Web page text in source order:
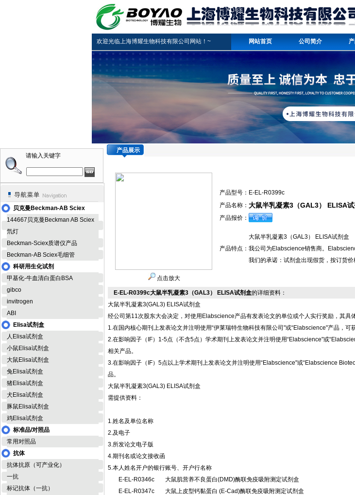
欢迎光临上海博耀生物科技有限公司网站！~ 网站首页 公司简介
请输入关键字
贝克曼Beckman-AB Sciex
144667贝克曼Beckman AB Sciex
氘灯
Beckman-Sciex质谱仪产品
Beckman-AB Sciex毛细管
科研用生化试剂
甲基化-牛血清白蛋白BSA
gibco
invitrogen
ABI
Elisa试剂盒
人Elisa试剂盒
小鼠Elisa试剂盒
大鼠Elisa试剂盒
兔Elisa试剂盒
猪Elisa试剂盒
犬Elisa试剂盒
豚鼠Elisa试剂盒
鸡Elisa试剂盒
标准品/对照品
常用对照品
抗体
抗体抗原（可产业化）
一抗
标记抗体（一抗）
产品展示
点击放大
产品型号： E-EL-R0399c
产品名称： 大鼠半乳凝素3（GAL3） ELISA
产品报价：
产品特点：
大鼠半乳凝素3（GAL3） ELISA试剂盒
我公司为Elabscience销售商。
我们的承诺：试剂盒出现假货，按订货
E-EL-R0399c大鼠半乳凝素3（GAL3） ELISA试剂盒的详细资料：
大鼠半乳凝素3(GAL3) ELISA试剂盒
经公司第11次股东大会决定，对使用Elabscience产品有发表论文的单位或个人实行奖励，其具
1.在国内核心期刊上发表论文并注明使用“伊莱瑞特生物科技有限公司"或“Elabscience"产品，
2.在影响因子（IF）1-5点（不含5点）学术期刊上发表论文并注明使用“Elabscience"或
相关产品。
3.在影响因子（IF）5点以上学术期刊上发表论文并注明使用“Elabscience"或“Elabscience
品。
大鼠半乳凝素3(GAL3) ELISA试剂盒
需提供资料：
1.姓名及单位名称
2.及电子
3.所发论文电子版
4.期刊名或论文接收函
5.本人姓名开户的银行账号、开户行名称
E-EL-R0346c
大鼠肌营养不良蛋白(DMD)酶联免疫吸附测定试剂盒
E-EL-R0347c
大鼠上皮型钙黏蛋白 (E-Cad)酶联免疫吸附测定试剂盒